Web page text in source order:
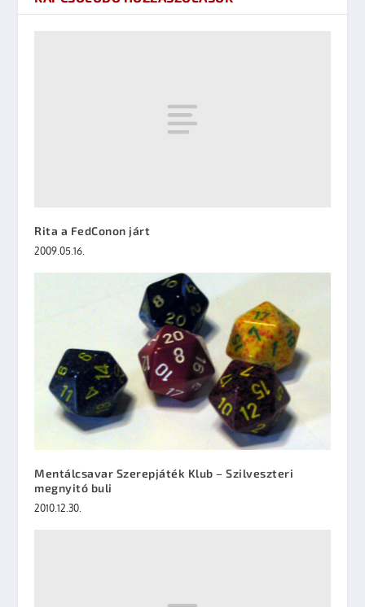
Rita a FedConon járt
2009.05.16.
Mentálcsavar Szerepjáték Klub – Szilveszteri
megnyitó buli
2010.12.30.